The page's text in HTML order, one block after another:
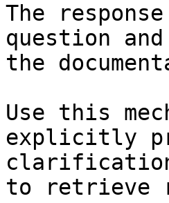
The
question
the
Use this
explicitly